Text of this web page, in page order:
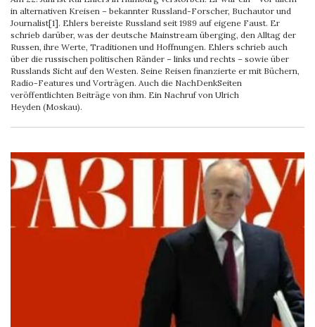
in alternativen Kreisen – bekannter Russland-Forscher, Buchautor und
Journalist[1]. Ehlers bereiste Russland seit 1989 auf eigene Faust. Er
schrieb darüber, was der deutsche Mainstream überging, den Alltag der
Russen, ihre Werte, Traditionen und Hoffnungen. Ehlers schrieb auch
über die russischen politischen Ränder – links und rechts – sowie über
Russlands Sicht auf den Westen. Seine Reisen finanzierte er mit Büchern,
Radio-Features und Vorträgen. Auch die NachDenkSeiten
veröffentlichten Beiträge von ihm. Ein Nachruf von Ulrich
Heyden (Moskau).